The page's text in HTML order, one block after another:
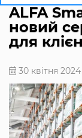
ALFA
новий
для
30 квітня 2024